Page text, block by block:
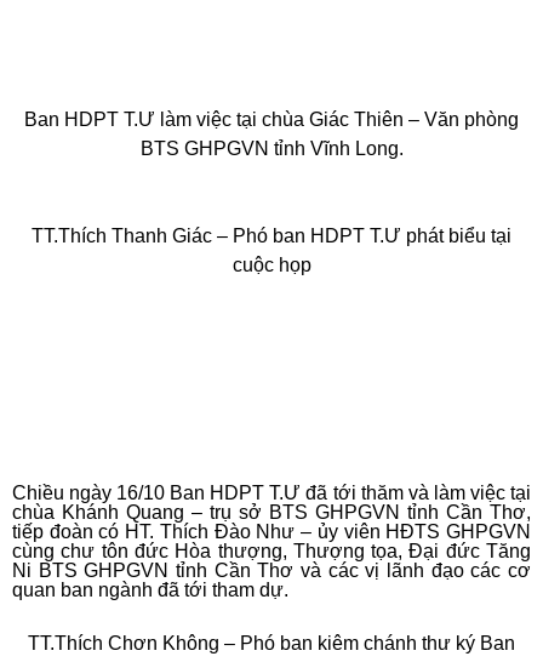
Ban HDPT T.Ư làm việc tại chùa Giác Thiên – Văn phòng
BTS GHPGVN tỉnh Vĩnh Long.
TT.Thích Thanh Giác – Phó ban HDPT T.Ư phát biểu tại
cuộc họp
Chiều ngày 16/10 Ban HDPT T.Ư đã tới thăm và làm việc tại
chùa Khánh Quang – trụ sở BTS GHPGVN tỉnh Cần Thơ,
tiếp đoàn có HT. Thích Đào Như – ủy viên HĐTS GHPGVN
cùng chư tôn đức Hòa thượng, Thượng tọa, Đại đức Tăng
Ni BTS GHPGVN tỉnh Cần Thơ và các vị lãnh đạo các cơ
quan ban ngành đã tới tham dự.
TT.Thích Chơn Không – Phó ban kiêm chánh thư ký Ban